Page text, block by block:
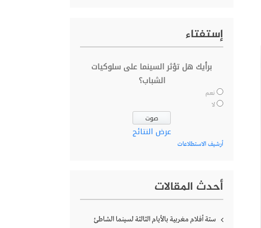
إستفتاء
برأيك هل تؤثر السينما على سلوكيات
الشباب؟
نعم
لا
عرض النتائج
أرشيف الاستطلاعات
أحدث المقالات
ستة أفلام مغربية بالأيام الثالثة لسينما الشاطئ